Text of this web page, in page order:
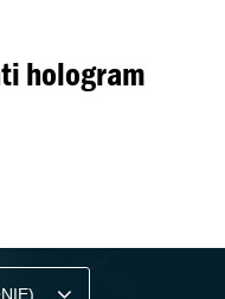
hologram
NEWSLETTER